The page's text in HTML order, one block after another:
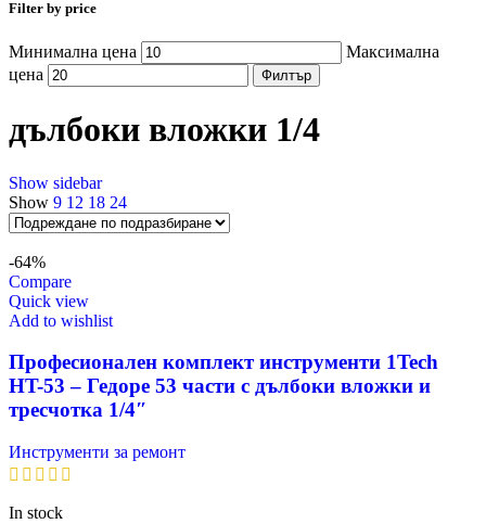
Filter by price
Минимална цена
Максимална
цена
Филтър
дълбоки вложки 1/4
Show sidebar
Show 9 12 18 24
-64%
Compare
Quick view
Add to wishlist
Професионален комплект инструменти 1Tech
HT-53 – Гедоре 53 части с дълбоки вложки и
тресчотка 1/4″
Инструменти за ремонт
In stock